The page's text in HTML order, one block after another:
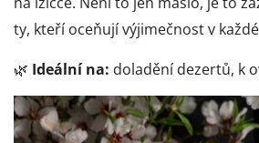
ty, kteří oceňují výjimečnost v
🌿 Ideální na: doladění dezertů, k